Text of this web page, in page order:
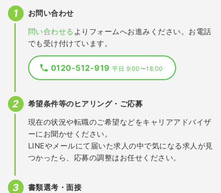
お問い合わせ
問い合わせる よりフォームへお進みください。お電話
でも受け付けています。
0120-512-919平日 9:00〜18:00
希望条件等のヒアリング・ご応募
現在の状況や転職のご希望などをキャリアアドバイザ
ーにお聞かせください。
LINEやメールにて届いた求人の中で気になる求人が見
つかったら、応募の調整はお任せください。
書類選考・面接